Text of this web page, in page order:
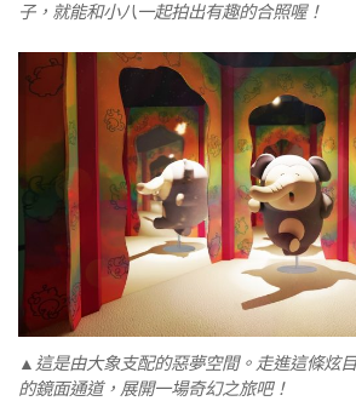
子，就能和小八一起拍出有趣的合照喔！
▲這是由大象支配的惡夢空間。走進這條炫
的鏡面通道，展開一場奇幻之旅吧！